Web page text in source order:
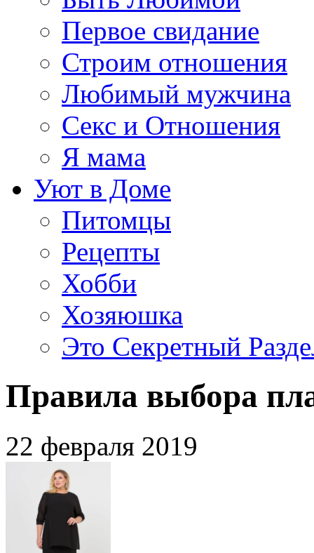
Первое свидание
Строим отношения
Любимый мужчина
Секс и Отношения
Я мама
Уют в Доме
Питомцы
Рецепты
Хобби
Хозяюшка
Это Секретный
Правила выбора
22 февраля 2019